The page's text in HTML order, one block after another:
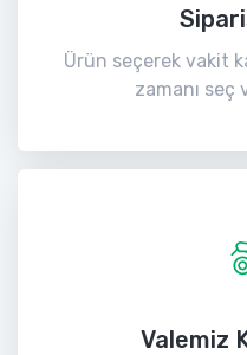
Ürün seçerek vakit
zamanı seç
Valemiz